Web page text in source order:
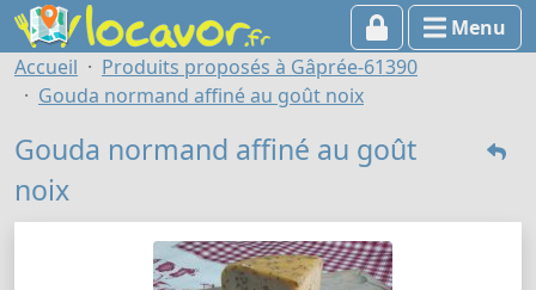
Menu
Accueil
Produits proposés à Gâprée-61390
Gouda normand affiné au goût noix
Gouda normand affiné au goût
noix